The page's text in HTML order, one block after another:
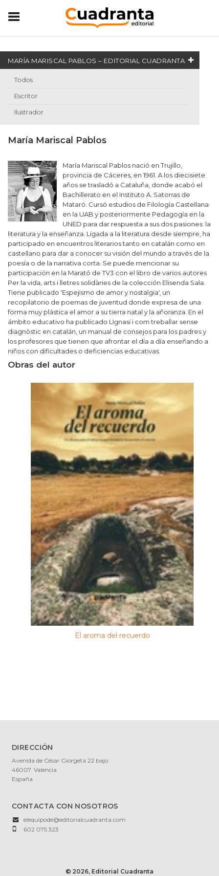
MARÍA MARISCAL PABLOS – EDITORIAL CUADRANTA
Todos
Escritor
Ilustrador
María Mariscal Pablos
María Mariscal Pablos nació en Trujillo,
provincia de Cáceres, en 1961. A los diecisiete
años se trasladó a Cataluña, donde acabó el
Bachillerato en el Instituto A. Satorras de
Mataró. Cursó estudios de Filología Castellana
en la UAB y posteriormente Pedagogía en la
UNED para dar respuesta a sus dos pasiones: la
literatura y la enseñanza. Ligada a la literatura desde siempre, ha
participado en encuentros literarios tanto en catalán como en
castellano para dar a conocer su visión del mundo a través de la
poesía o de la narrativa corta. Se puede mencionar su
participación en la Marató de TV3 con el libro de varios autores
Per la vida, arts i lletres solidàries de la colección Elisenda Sala.
Tiene publicado 'Espejismo de amor y nostalgia', un
recopilatorio de poemas de juventud donde expresa de una
forma muy plástica el amor a su tierra natal y la añoranza. En el
ámbito educativo ha publicado LIgnasi i com treballar sense
diagnòstic en catalán, un manual de consejos para los padres y
los profesores que tienen que afrontar el día a día enseñando a
niños con dificultades o deficiencias educativas.
Obras del autor
El aroma del recuerdo
DIRECCIÓN
Avenida de César Giorgeta 22 bajo
46007 Valencia
España
CONTACTA CON NOSOTROS
elequipode@editorialcuadranta.com
602 075 323
© 2026, Editorial Cuadranta